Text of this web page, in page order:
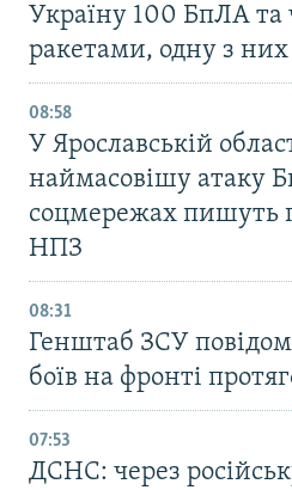
Україну 100 БпЛА та
ракетами, одну з
08:58
У Ярославській
наймасовішу атаку
соцмережах пишуть
НПЗ
08:31
Генштаб ЗСУ
боїв на фронті
07:53
ДСНС: через